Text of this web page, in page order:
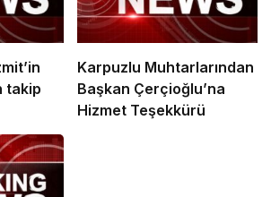
takip
Karpuzlu Muhtarlarından
Başkan Çerçioğlu’na
Hizmet Teşekkürü